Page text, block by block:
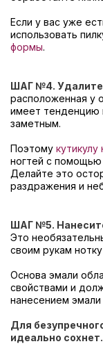
Если у вас уже
использовать
формы.
ШАГ №4. Удалите
расположенная у
имеет тенденцию
заметным.
Поэтому
ногтей с помощью
Делайте это
раздражения и
ШАГ №5.
Это
своим рукам
Основа эмали
свойствами и
нанесением эмали
Для
идеально сохнет.